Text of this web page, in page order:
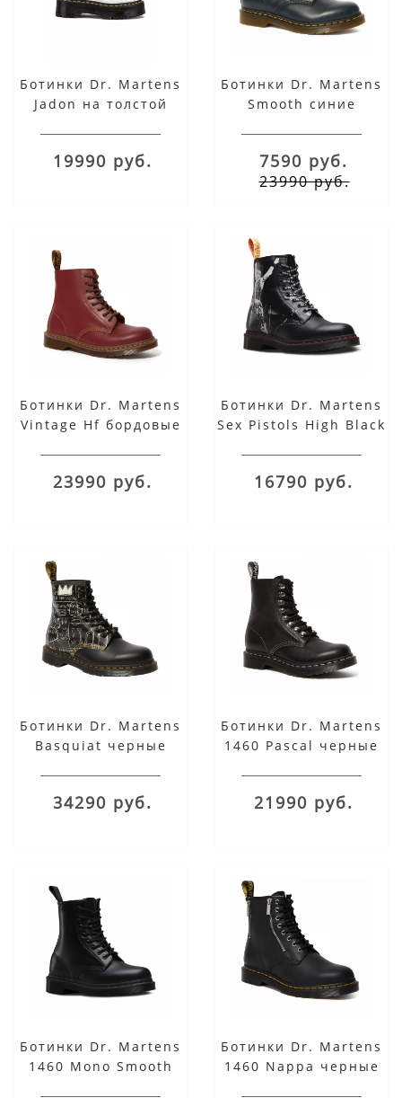
Ботинки Dr. Martens
Jadon на толстой
19990 руб.
Ботинки Dr. Martens
Smooth синие
7590 руб.
23990 руб.
Ботинки Dr. Martens
Vintage Hf бордовые
23990 руб.
Ботинки Dr. Martens
Sex Pistols High Black
16790 руб.
Ботинки Dr. Martens
Basquiat черные
34290 руб.
Ботинки Dr. Martens
1460 Pascal черные
21990 руб.
Ботинки Dr. Martens
1460 Mono Smooth
Ботинки Dr. Martens
1460 Nappa черные